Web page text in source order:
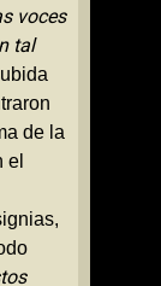
voces
tal
de la
el